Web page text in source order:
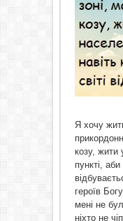
Я хочу
козу, жити
пункті,
героїв
мені не
ніхто не